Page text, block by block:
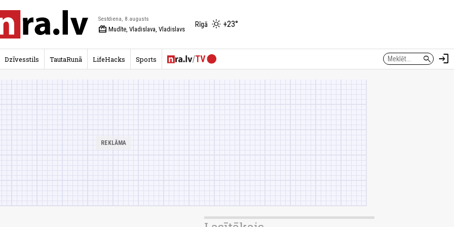
Sestdiena, 8.augusts
redeem Mudīte, Vladislava, Vladislavs
Rīgā +23°
search login
Dzīvesstils TautaRunā LifeHacks Sports